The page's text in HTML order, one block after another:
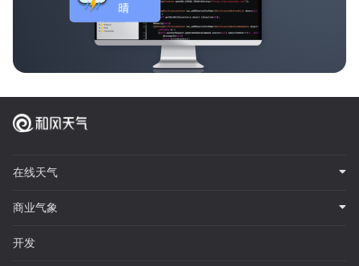
在线天气
商业气象
开发